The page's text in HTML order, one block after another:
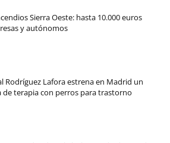
Sierra Oeste: hasta 10.000 euros
y autónomos
Rodríguez Lafora estrena en Madrid un
de terapia con perros para trastorno